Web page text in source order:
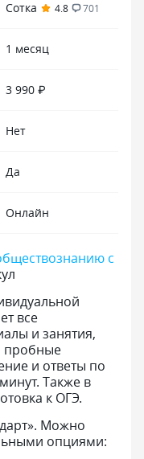
Сотка 4.8 701
1 месяц
3 990 ₽
Нет
Да
Онлайн
с
все
и занятия,
пробные
и ответы по
Также в
к ОГЭ.
Можно
опциями: